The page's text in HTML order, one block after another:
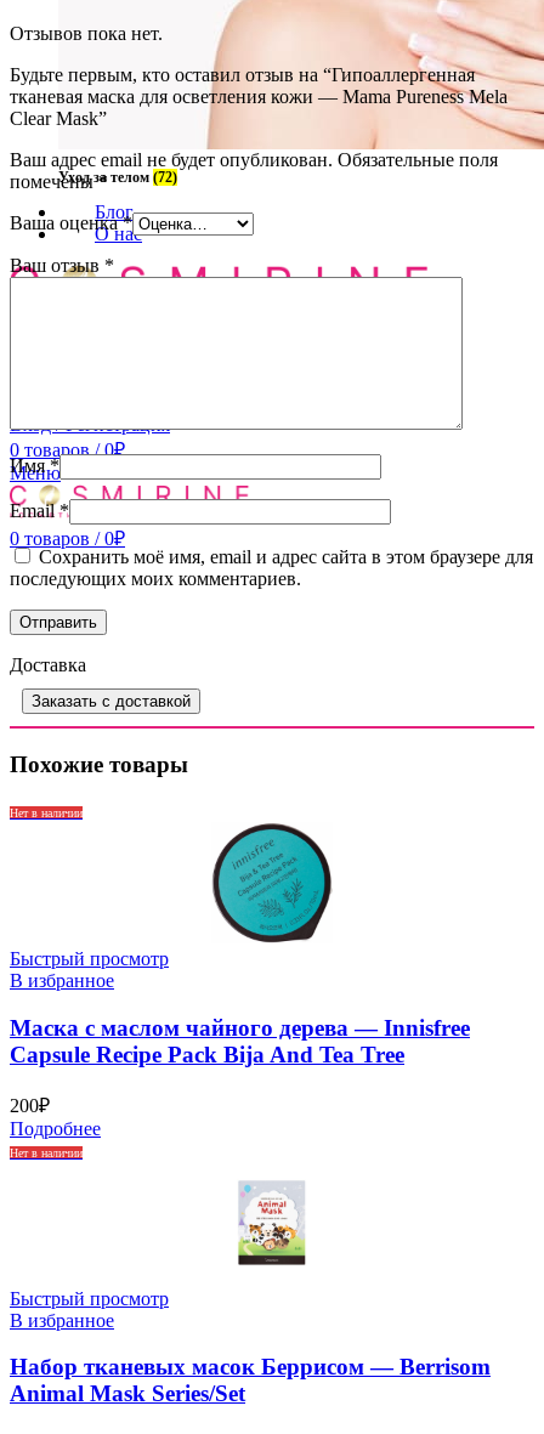
Уход за телом (72)
Блог
О нас
Вход / Регистрация
0 товаров / 0₽
Меню
0 товаров / 0₽
Отзывов пока нет.
Будьте первым, кто оставил отзыв на “Гипоаллергенная
тканевая маска для осветления кожи — Mama Pureness Mela
Clear Mask”
Ваш адрес email не будет опубликован. Обязательные поля
помечены*
Ваша оценка*
Ваш отзыв *
Имя*
Email*
Сохранить моё имя, email и адрес сайта в этом браузере для
последующих моих комментариев.
Доставка
Заказать с доставкой
Похожие товары
Нет в наличии
Быстрый просмотр
В избранное
Маска с маслом чайного дерева — Innisfree
Capsule Recipe Pack Bija And Tea Tree
200₽
Подробнее
Нет в наличии
Быстрый просмотр
В избранное
Набор тканевых масок Беррисом — Berrisom
Animal Mask Series/Set